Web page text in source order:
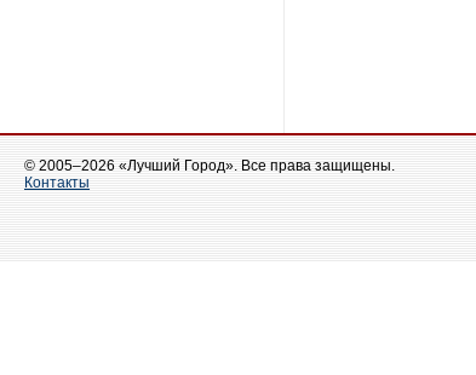
© 2005–2026 «Лучший Город». Все права защищены.
Контакты